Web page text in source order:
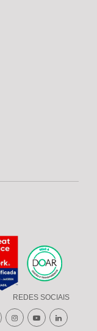
REDES SOCIAIS